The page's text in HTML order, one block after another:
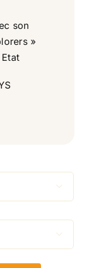
son
»

